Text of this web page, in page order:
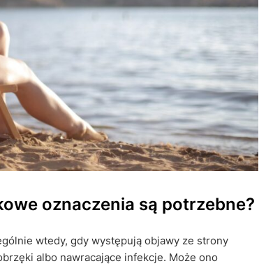
oznaczenia są potrzebne?
wtedy, gdy występują objawy ze strony
albo nawracające infekcje. Może ono